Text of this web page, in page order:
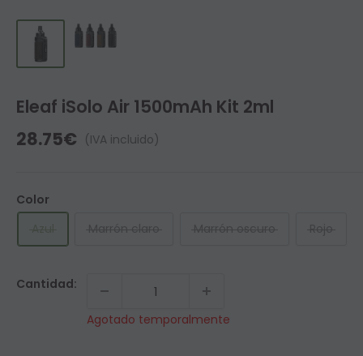
Eleaf iSolo Air 1500mAh Kit 2ml
Precio
28.75€ (IVA incluido)
Color
Marrón claro Marrón oscuro Rojo
Cantidad:
Agotado temporalmente